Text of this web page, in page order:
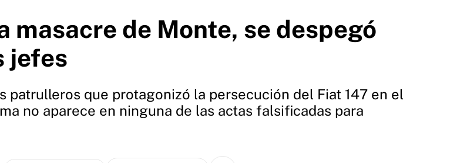
masacre de Monte, se despegó
jefes
patrulleros que protagonizó la persecución del Fiat 147 en el
no aparece en ninguna de las actas falsificadas para